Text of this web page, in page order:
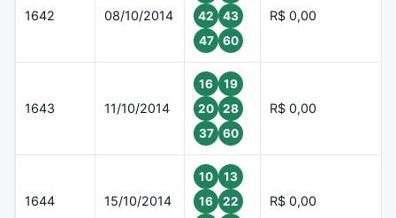
1642 08/10/2014
42
43
47
60
R$ 0,00
1643 11/10/2014
16
19
20
28
37
60
R$ 0,00
1644 15/10/2014
10
13
16
22
R$ 0,00